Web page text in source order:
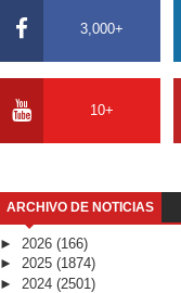
3,000+
10+
ARCHIVO DE NOTICIAS
► 2026 (166)
► 2025 (1874)
► 2024 (2501)